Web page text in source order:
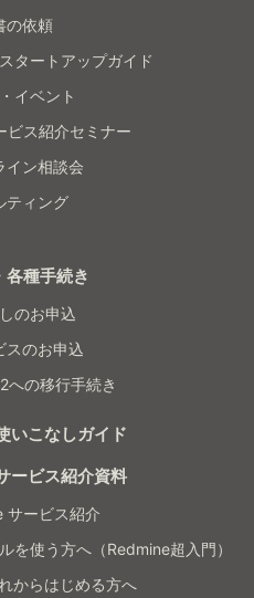
の依頼
タートアップガイド
イベント
ビス紹介セミナー
イン相談会
ティング
各種手続き
のお申込
スのお申込
への移行手続き
いこなしガイド
ービス紹介資料
サービス紹介
を使う方へ（Redmine超入門）
からはじめる方へ